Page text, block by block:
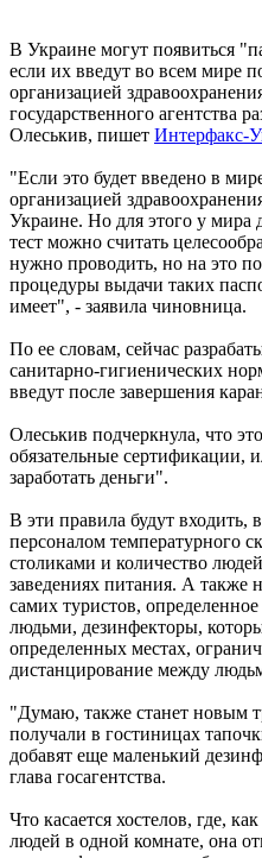
В Украине могут появиться
если их введут во всем мире
организацией
государственного агентства
Олеськив, пишет Интерфакс-
"Если это будет введено в
организацией
Украине. Но для этого у
тест можно считать
нужно проводить, но на это
процедуры выдачи таких
имеет", - заявила чиновница.
По ее словам, сейчас
санитарно-гигиенических
введут после завершения
Олеськив подчеркнула, что
обязательные сертификации,
заработать деньги".
В эти правила будут входить,
персоналом температурного
столиками и количество
заведениях питания. А также
самих туристов,
людьми, дезинфекторы,
определенных местах,
дистанцирование между
"Думаю, также станет новым
получали в гостиницах
добавят еще маленький
глава госагентства.
Что касается хостелов, где,
людей в одной комнате, она